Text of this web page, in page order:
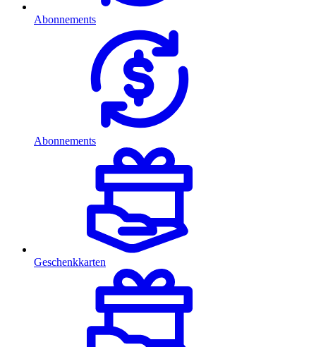
Abonnements
Abonnements
Geschenkkarten